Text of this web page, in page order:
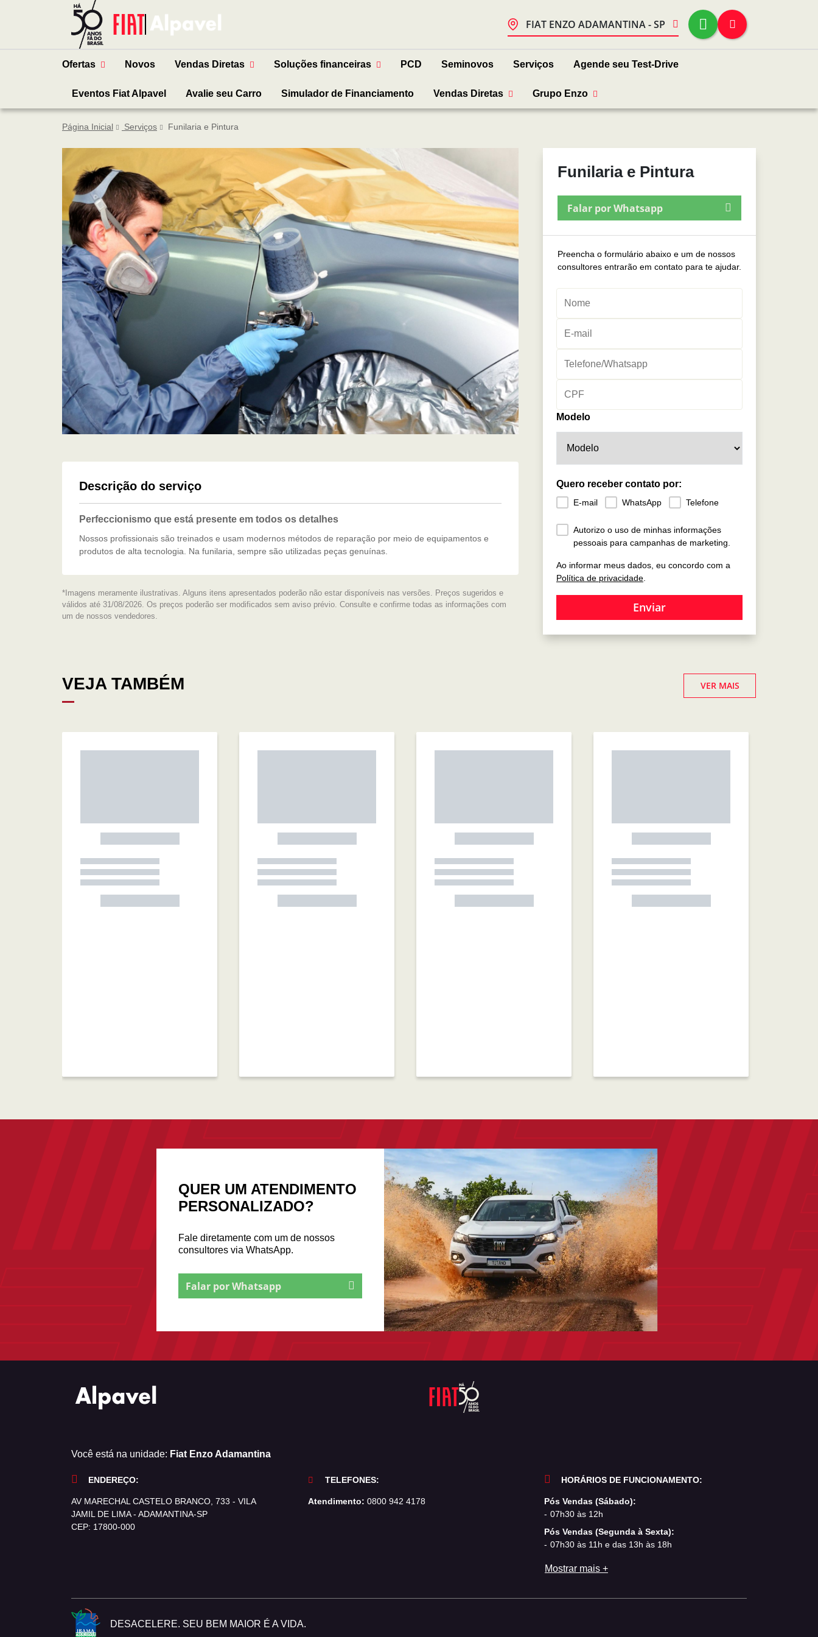
FIAT ENZO ADAMANTINA - SP
Ofertas Novos Vendas Diretas Soluções financeiras PCD Seminovos Serviços Agende seu Test-Drive
Eventos Fiat Alpavel Avalie seu Carro Simulador de Financiamento Vendas Diretas Grupo Enzo
Página Inicial Serviços Funilaria e Pintura
Funilaria e Pintura
Falar por Whatsapp
Preencha o formulário abaixo e um de nossos
consultores entrarão em contato para te ajudar.
Modelo
Quero receber contato por:
E-mail WhatsApp Telefone
Autorizo o uso de minhas informações
pessoais para campanhas de marketing.
Ao informar meus dados, eu concordo com a
Política de privacidade.
Enviar
Descrição do serviço
Perfeccionismo que está presente em todos os detalhes
Nossos profissionais são treinados e usam modernos métodos de reparação por meio de equipamentos e
produtos de alta tecnologia. Na funilaria, sempre são utilizadas peças genuínas.
*Imagens meramente ilustrativas. Alguns itens apresentados poderão não estar disponíveis nas versões. Preços sugeridos e
válidos até 31/08/2026. Os preços poderão ser modificados sem aviso prévio. Consulte e confirme todas as informações com
um de nossos vendedores.
VEJA TAMBÉM VER MAIS
QUER UM ATENDIMENTO
PERSONALIZADO?
Fale diretamente com um de nossos
consultores via WhatsApp.
Falar por Whatsapp
Você está na unidade: Fiat Enzo Adamantina
ENDEREÇO:
AV MARECHAL CASTELO BRANCO, 733 - VILA
JAMIL DE LIMA - ADAMANTINA-SP
CEP: 17800-000
TELEFONES:
Atendimento: 0800 942 4178
HORÁRIOS DE FUNCIONAMENTO:
Pós Vendas (Sábado):
07h30 às 12h
Pós Vendas (Segunda à Sexta):
07h30 às 11h e das 13h às 18h
Mostrar mais +
DESACELERE. SEU BEM MAIOR É A VIDA.